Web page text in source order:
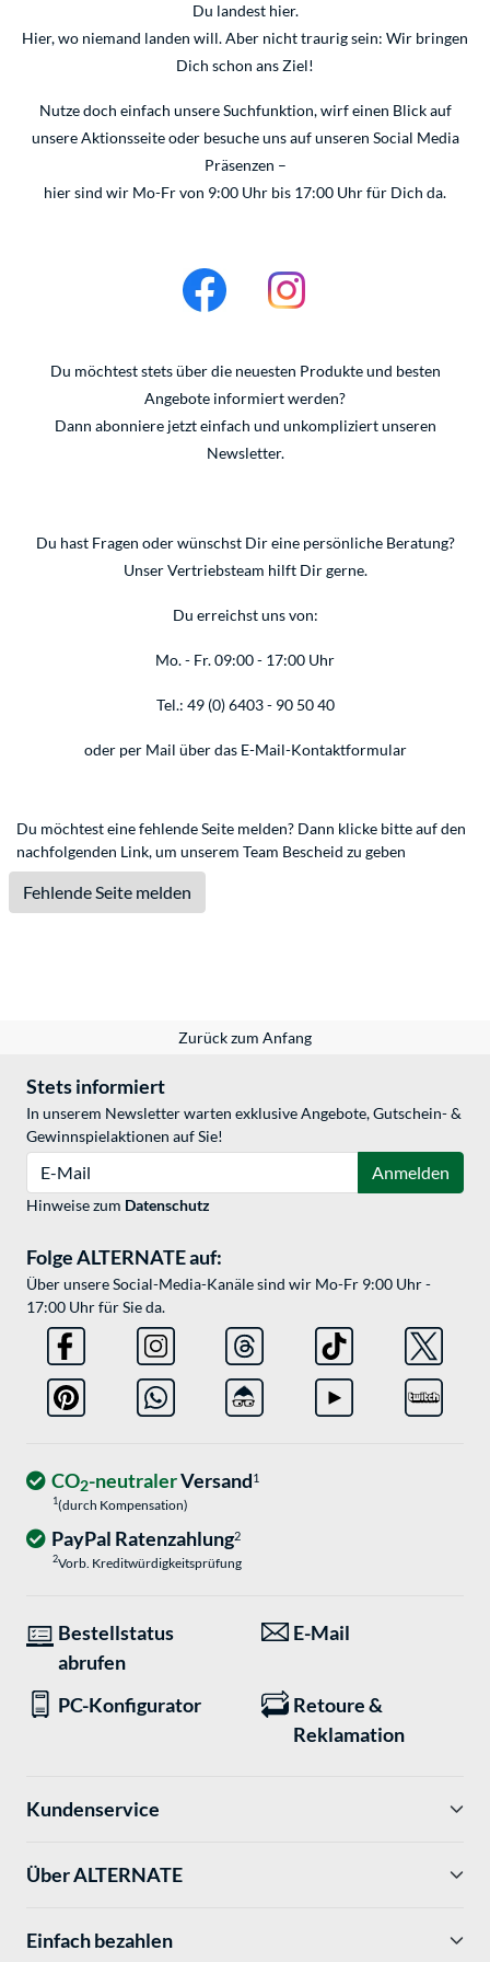
Du landest hier.
Hier, wo niemand landen will. Aber nicht traurig sein: Wir bringen
Dich schon ans Ziel!
Nutze doch einfach unsere Suchfunktion, wirf einen Blick auf
unsereAktionsseiteoder besuche uns auf unseren Social Media
Präsenzen –
hier sind wir Mo-Fr von 9:00 Uhr bis 17:00 Uhr für Dich da.
Du möchtest stets über die neuesten Produkte und besten
Angebote informiert werden?
Dann abonniere jetzt einfach und unkompliziert unseren
Newsletter.
Du hast Fragen oder wünschst Dir eine persönliche Beratung?
Unser Vertriebsteam hilft Dir gerne.
Du erreichst uns von:
Mo. - Fr. 09:00 - 17:00 Uhr
Tel.: 49 (0) 6403 - 90 50 40
oder per Mail über das E-Mail-Kontaktformular
Du möchtest eine fehlende Seite melden? Dann klicke bitte auf den
nachfolgenden Link, um unserem Team Bescheid zu geben
Fehlende Seite melden
Zurück zum Anfang
Stets informiert
In unserem Newsletter warten exklusive Angebote, Gutschein- &
Gewinnspielaktionen auf Sie!
Anmelden
Hinweise zum Datenschutz
Folge ALTERNATE auf:
Über unsere Social-Media-Kanäle sind wir Mo-Fr 9:00 Uhr -
17:00 Uhr für Sie da.
CO2-neutralerVersand1
1(durch Kompensation)
PayPal Ratenzahlung2
2Vorb. Kreditwürdigkeitsprüfung
Bestellstatus
abrufen
E-Mail
PC-Konfigurator
Retoure &
Reklamation
Kundenservice
Über ALTERNATE
Einfach bezahlen